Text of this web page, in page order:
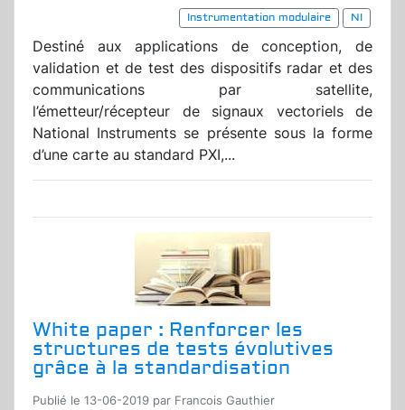
Instrumentation modulaire
NI
Destiné aux applications de conception, de
validation et de test des dispositifs radar et des
communications par satellite,
l’émetteur/récepteur de signaux vectoriels de
National Instruments se présente sous la forme
d’une carte au standard PXI,...
White paper : Renforcer les
structures de tests évolutives
grâce à la standardisation
Publié le 13-06-2019 par Francois Gauthier